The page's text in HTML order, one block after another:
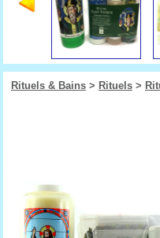
Rituels & Bains > Rituels >